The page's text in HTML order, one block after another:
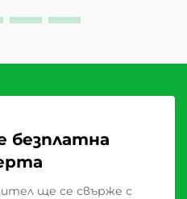
безплатна
ще се свърже с